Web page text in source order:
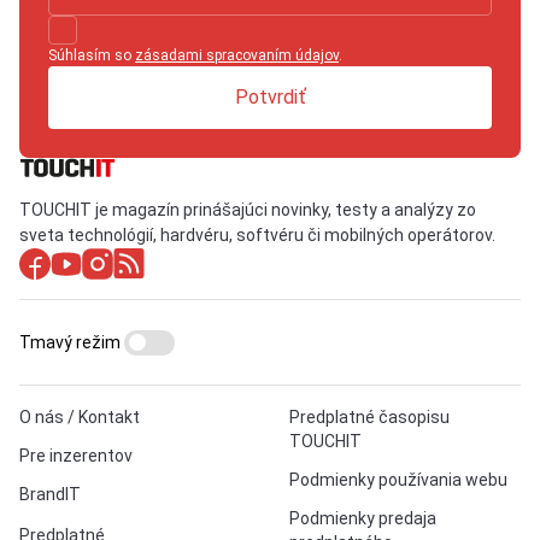
Súhlasím so zásadami spracovaním údajov.
Potvrdiť
TOUCHIT je magazín prinášajúci novinky, testy a analýzy zo
sveta technológií, hardvéru, softvéru či mobilných operátorov.
O nás / Kontakt
Pre inzerentov
BrandIT
Predplatné
Predplatné časopisu
TOUCHIT
Podmienky používania webu
Podmienky predaja
Tmavý režim